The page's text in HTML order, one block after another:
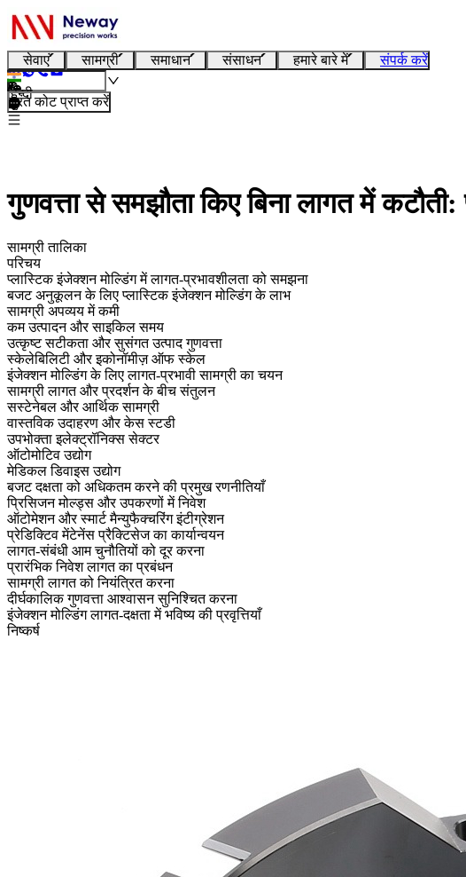
सेवाएं सामग्री समाधान संसाधन हमारे बारे में संपर्क करें
हिन्दी
तुरंत कोट प्राप्त करें
गुणवत्ता से समझौता किए बिना लागत में
सामग्री तालिका
परिचय
प्लास्टिक इंजेक्शन मोल्डिंग में लागत-प्रभावशीलता को समझना
बजट अनुकूलन के लिए प्लास्टिक इंजेक्शन मोल्डिंग के लाभ
सामग्री अपव्यय में कमी
कम उत्पादन और साइकिल समय
उत्कृष्ट सटीकता और सुसंगत उत्पाद गुणवत्ता
स्केलेबिलिटी और इकोनॉमीज़ ऑफ स्केल
इंजेक्शन मोल्डिंग के लिए लागत-प्रभावी सामग्री का चयन
सामग्री लागत और प्रदर्शन के बीच संतुलन
सस्टेनेबल और आर्थिक सामग्री
वास्तविक उदाहरण और केस स्टडी
उपभोक्ता इलेक्ट्रॉनिक्स सेक्टर
ऑटोमोटिव उद्योग
मेडिकल डिवाइस उद्योग
बजट दक्षता को अधिकतम करने की प्रमुख रणनीतियाँ
प्रिसिजन मोल्ड्स और उपकरणों में निवेश
ऑटोमेशन और स्मार्ट मैन्युफैक्चरिंग इंटीग्रेशन
प्रेडिक्टिव मेंटेनेंस प्रैक्टिसेज का कार्यान्वयन
लागत-संबंधी आम चुनौतियों को दूर करना
प्रारंभिक निवेश लागत का प्रबंधन
सामग्री लागत को नियंत्रित करना
दीर्घकालिक गुणवत्ता आश्वासन सुनिश्चित करना
इंजेक्शन मोल्डिंग लागत-दक्षता में भविष्य की प्रवृत्तियाँ
निष्कर्ष